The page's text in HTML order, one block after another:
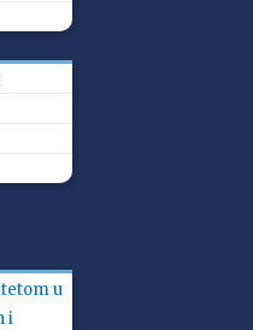
u
i